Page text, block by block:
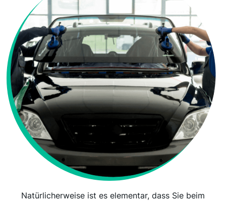
Natürlicherweise ist es elementar, dass Sie beim